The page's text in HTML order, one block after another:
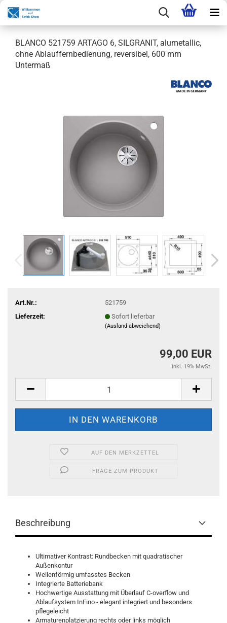
BLANCO 521759 ARTAGO 6, SILGRANIT, alumetallic,
ohne Ablauffernbedienung, reversibel, 600 mm
Untermaß
Art.Nr.:
521759
Lieferzeit:
Sofort lieferbar
(Ausland abweichend)
99,00 EUR
inkl. 19% MwSt.
AUF DEN MERKZETTEL
FRAGE ZUM PRODUKT
Beschreibung
Ultimativer Kontrast: Rundbecken mit quadratischer
Außenkontur
Wellenförmig umfasstes Becken
Integrierte Batteriebank
Hochwertige Ausstattung mit Überlauf C-overflow und
Ablaufsystem InFino - elegant integriert und besonders
pflegeleicht
Armaturenplatzierung rechts oder links möglich